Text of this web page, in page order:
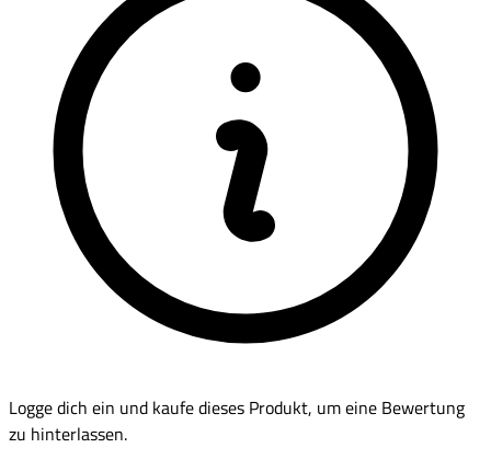
Logge dich ein und kaufe dieses Produkt, um eine Bewertung
zu hinterlassen.